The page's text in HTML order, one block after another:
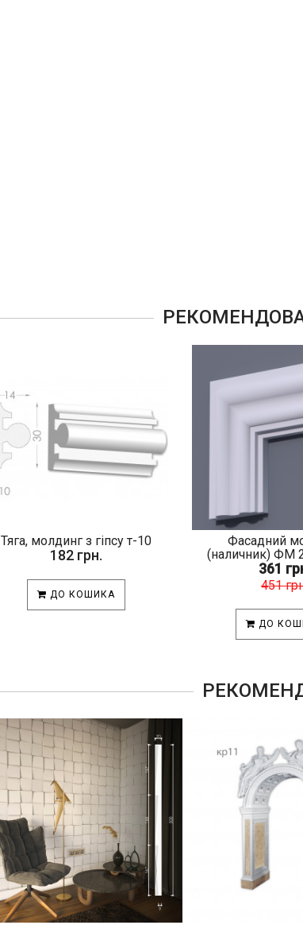
Тяга, молдинг з гіпсу т-10
182 грн.
ДО КОШИКА
Фасадний
(наличник) ФМ
361
451
ДО